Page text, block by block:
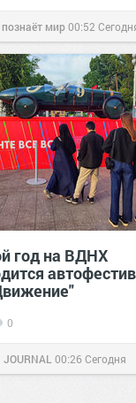
мир00:52
год на ВДНХ
0
JOURNAL 00:26Сегодня